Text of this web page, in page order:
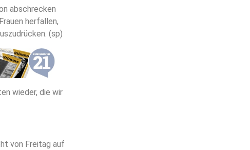
abschrecken
herfallen,
(sp)
wieder, die wir
von Freitag auf